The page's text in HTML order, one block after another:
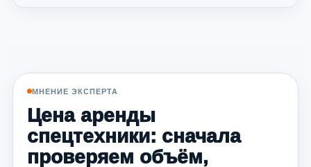
МНЕНИЕ ЭКСПЕРТА
Цена аренды
спецтехники: сначала
проверяем объём,